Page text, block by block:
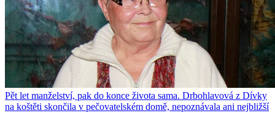
Pět let manželství, pak do konce života sama. Drbohlavová z Dívky
na koštěti skončila v pečovatelském domě, nepoznávala ani nejbližší